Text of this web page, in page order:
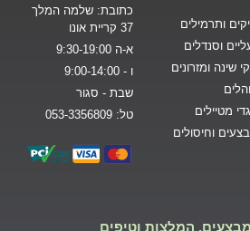
ותרמילים
וסנדלים
שינה ומזרונים
מטיילים
וחיסולים
כתובת: שלמה המלך
37 קריית אונו
א-ה 9:30-19:00
ו - 9:00-14:00
שבת - סגור
טל: 053-3356809
המלצות וטיפים